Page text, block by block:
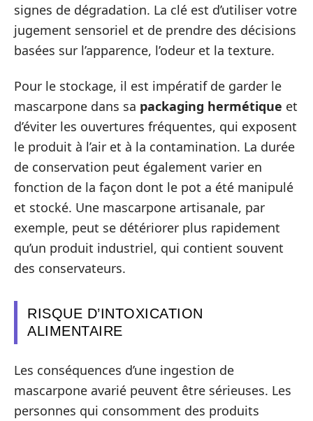
signes de dégradation. La clé est d’utiliser votre
jugement sensoriel et de prendre des décisions
basées sur l’apparence, l’odeur et la texture.
Pour le stockage, il est impératif de garder le
mascarpone dans sa packaging hermétique et
d’éviter les ouvertures fréquentes, qui exposent
le produit à l’air et à la contamination. La durée
de conservation peut également varier en
fonction de la façon dont le pot a été manipulé
et stocké. Une mascarpone artisanale, par
exemple, peut se détériorer plus rapidement
qu’un produit industriel, qui contient souvent
des conservateurs.
RISQUE D’INTOXICATION
ALIMENTAIRE
Les conséquences d’une ingestion de
mascarpone avarié peuvent être sérieuses. Les
personnes qui consomment des produits